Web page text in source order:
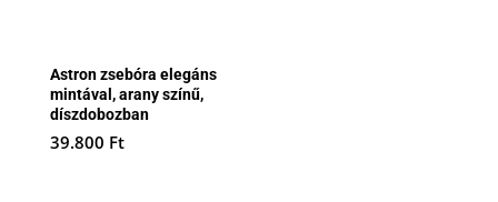
Astron zsebóra elegáns
mintával, arany színű,
díszdobozban
39.800 Ft